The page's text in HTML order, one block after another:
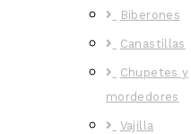
Biberones
Canastillas
Chupetes y
mordedores
Vajilla